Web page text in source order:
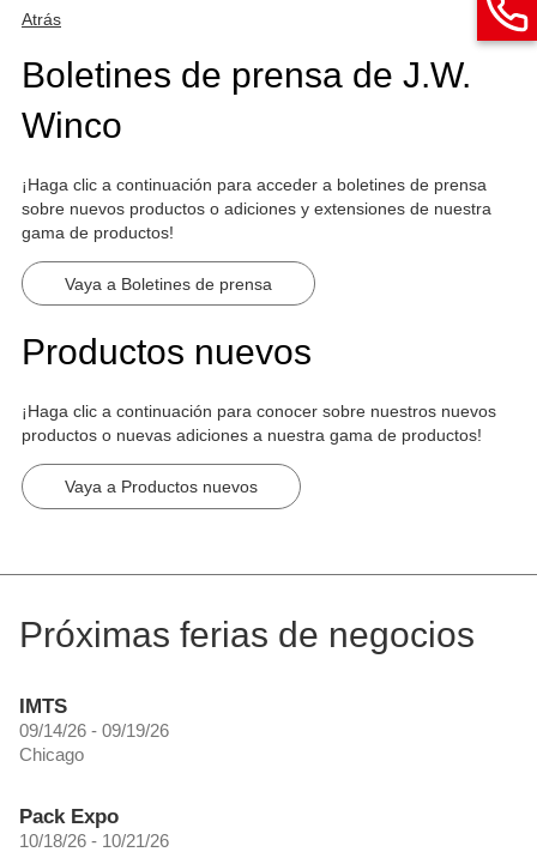
Atrás
Boletines de prensa de J.W.
Winco
¡Haga clic a continuación para acceder a boletines de prensa
sobre nuevos productos o adiciones y extensiones de nuestra
gama de productos!
Vaya a Boletines de prensa
Productos nuevos
¡Haga clic a continuación para conocer sobre nuestros nuevos
productos o nuevas adiciones a nuestra gama de productos!
Vaya a Productos nuevos
Próximas ferias de negocios
IMTS
09/14/26 - 09/19/26
Chicago
Pack Expo
10/18/26 - 10/21/26